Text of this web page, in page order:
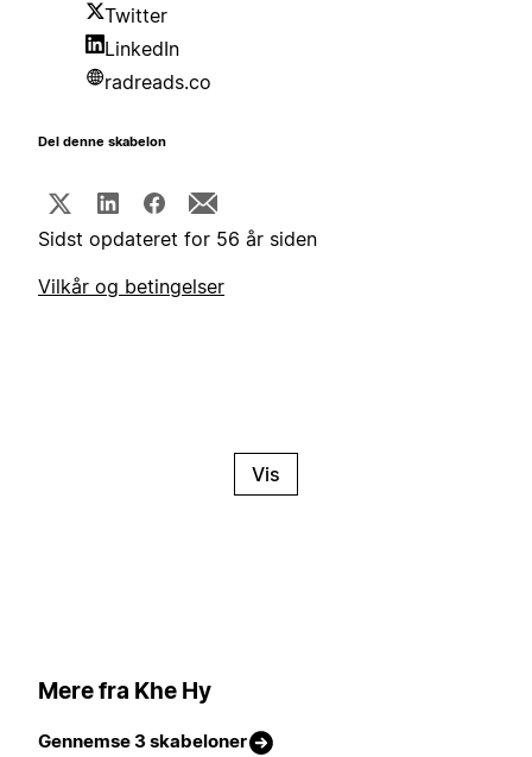
Twitter
LinkedIn
radreads.co
Del denne skabelon
Sidst opdateret for 56 år siden
Vilkår og betingelser
Vis
Mere fra Khe Hy
Gennemse 3 skabeloner